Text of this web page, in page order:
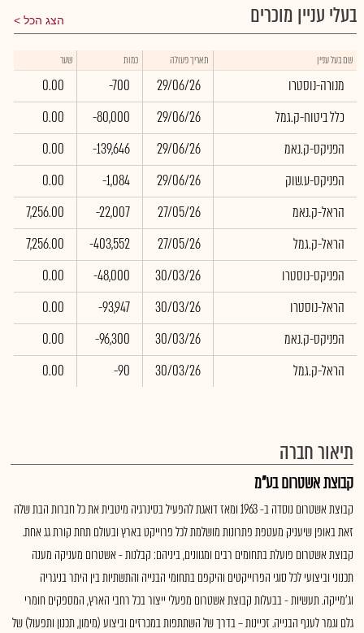
בעלי עניין מוכרים הצג הכל
שם בעל עניין תאריך פעולה כמות שער
מנורה-נוסטרו 29/06/26
-700
0.00
כלל ביטוח-ק.גמל
29/06/26
-80,000
0.00
הפניקס-ק.נאמ
29/06/26
-139,646
0.00
הפניקס-ע.שוק
29/06/26
-1,084
0.00
הראל-ק.נאמ
27/05/26
-22,007
7,256.00
הראל-ק.גמל
27/05/26
-403,552
7,256.00
הפניקס-נוסטרו
30/03/26
-48,000
0.00
הראל-נוסטרו
30/03/26
-93,947
0.00
הפניקס-ק.נאמ
30/03/26
-96,300
0.00
הראל-ק.גמל
30/03/26
-90
0.00
תיאור חברה
קבוצת אשטרום בע"מ
קבוצת אשטרום נוסדה ב- 1963 ומאז דואגת להפעיל בסינרגיה מיטבית את כל חברות הבת שלה
זאת באופן שיעניק מעטפת פתרונות מושלמת לכל פרוייקט בארץ ובעולם תחת קורת גג אחת.
קבוצת אשטרום פועלת בתחומים רבים ומגוונים, ביניהם: קבלנות - אשטרום מעניקה מענה
תכנוני וביצועי לכל סוגי הפרוייקטים והיקפם בתחומי הבנייה והתשתיות בין היתר בניגריה
וג'מייקה. תעשיות - בבעלות קבוצת אשטרום מפעלי ייצור בכל רחבי הארץ, המספקים חומרי
גלם וגמר לענף הבנייה. זכיינות – בדרך של השתתפות במכרזים וביצוע (מימון, תכנון ותפעול) של